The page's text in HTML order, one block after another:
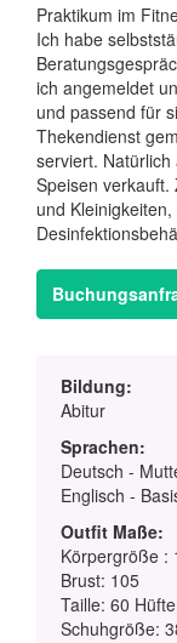
Praktikum im
Ich habe
ich angemeldet
und passend für
Thekendienst
serviert.
Speisen
und
Bildung:
Abitur
Sprachen:
Deutsch -
Englisch -
Outfit Maße:
Körpergröße :
Brust: 105
Taille: 60
Schuhgröße: